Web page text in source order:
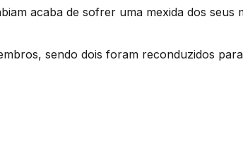
acaba de sofrer uma mexida dos seus
sendo dois foram reconduzidos